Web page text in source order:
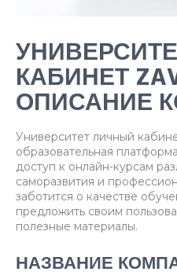
КАБИНЕТ
ОПИСАНИЕ
Университет личный
образовательная
доступ к онлайн-курсам
саморазвития и
заботится о качестве
предложить своим
полезные материалы.
НАЗВАНИЕ